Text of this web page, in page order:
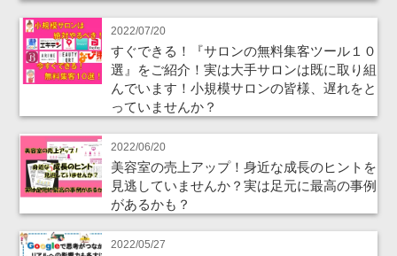
2022/07/20
すぐできる！『サロンの無料集客ツール１０
選』をご紹介！実は大手サロンは既に取り組
んでいます！小規模サロンの皆様、遅れをと
っていませんか？
2022/06/20
美容室の売上アップ！身近な成長のヒントを
見逃していませんか？実は足元に最高の事例
があるかも？
2022/05/27